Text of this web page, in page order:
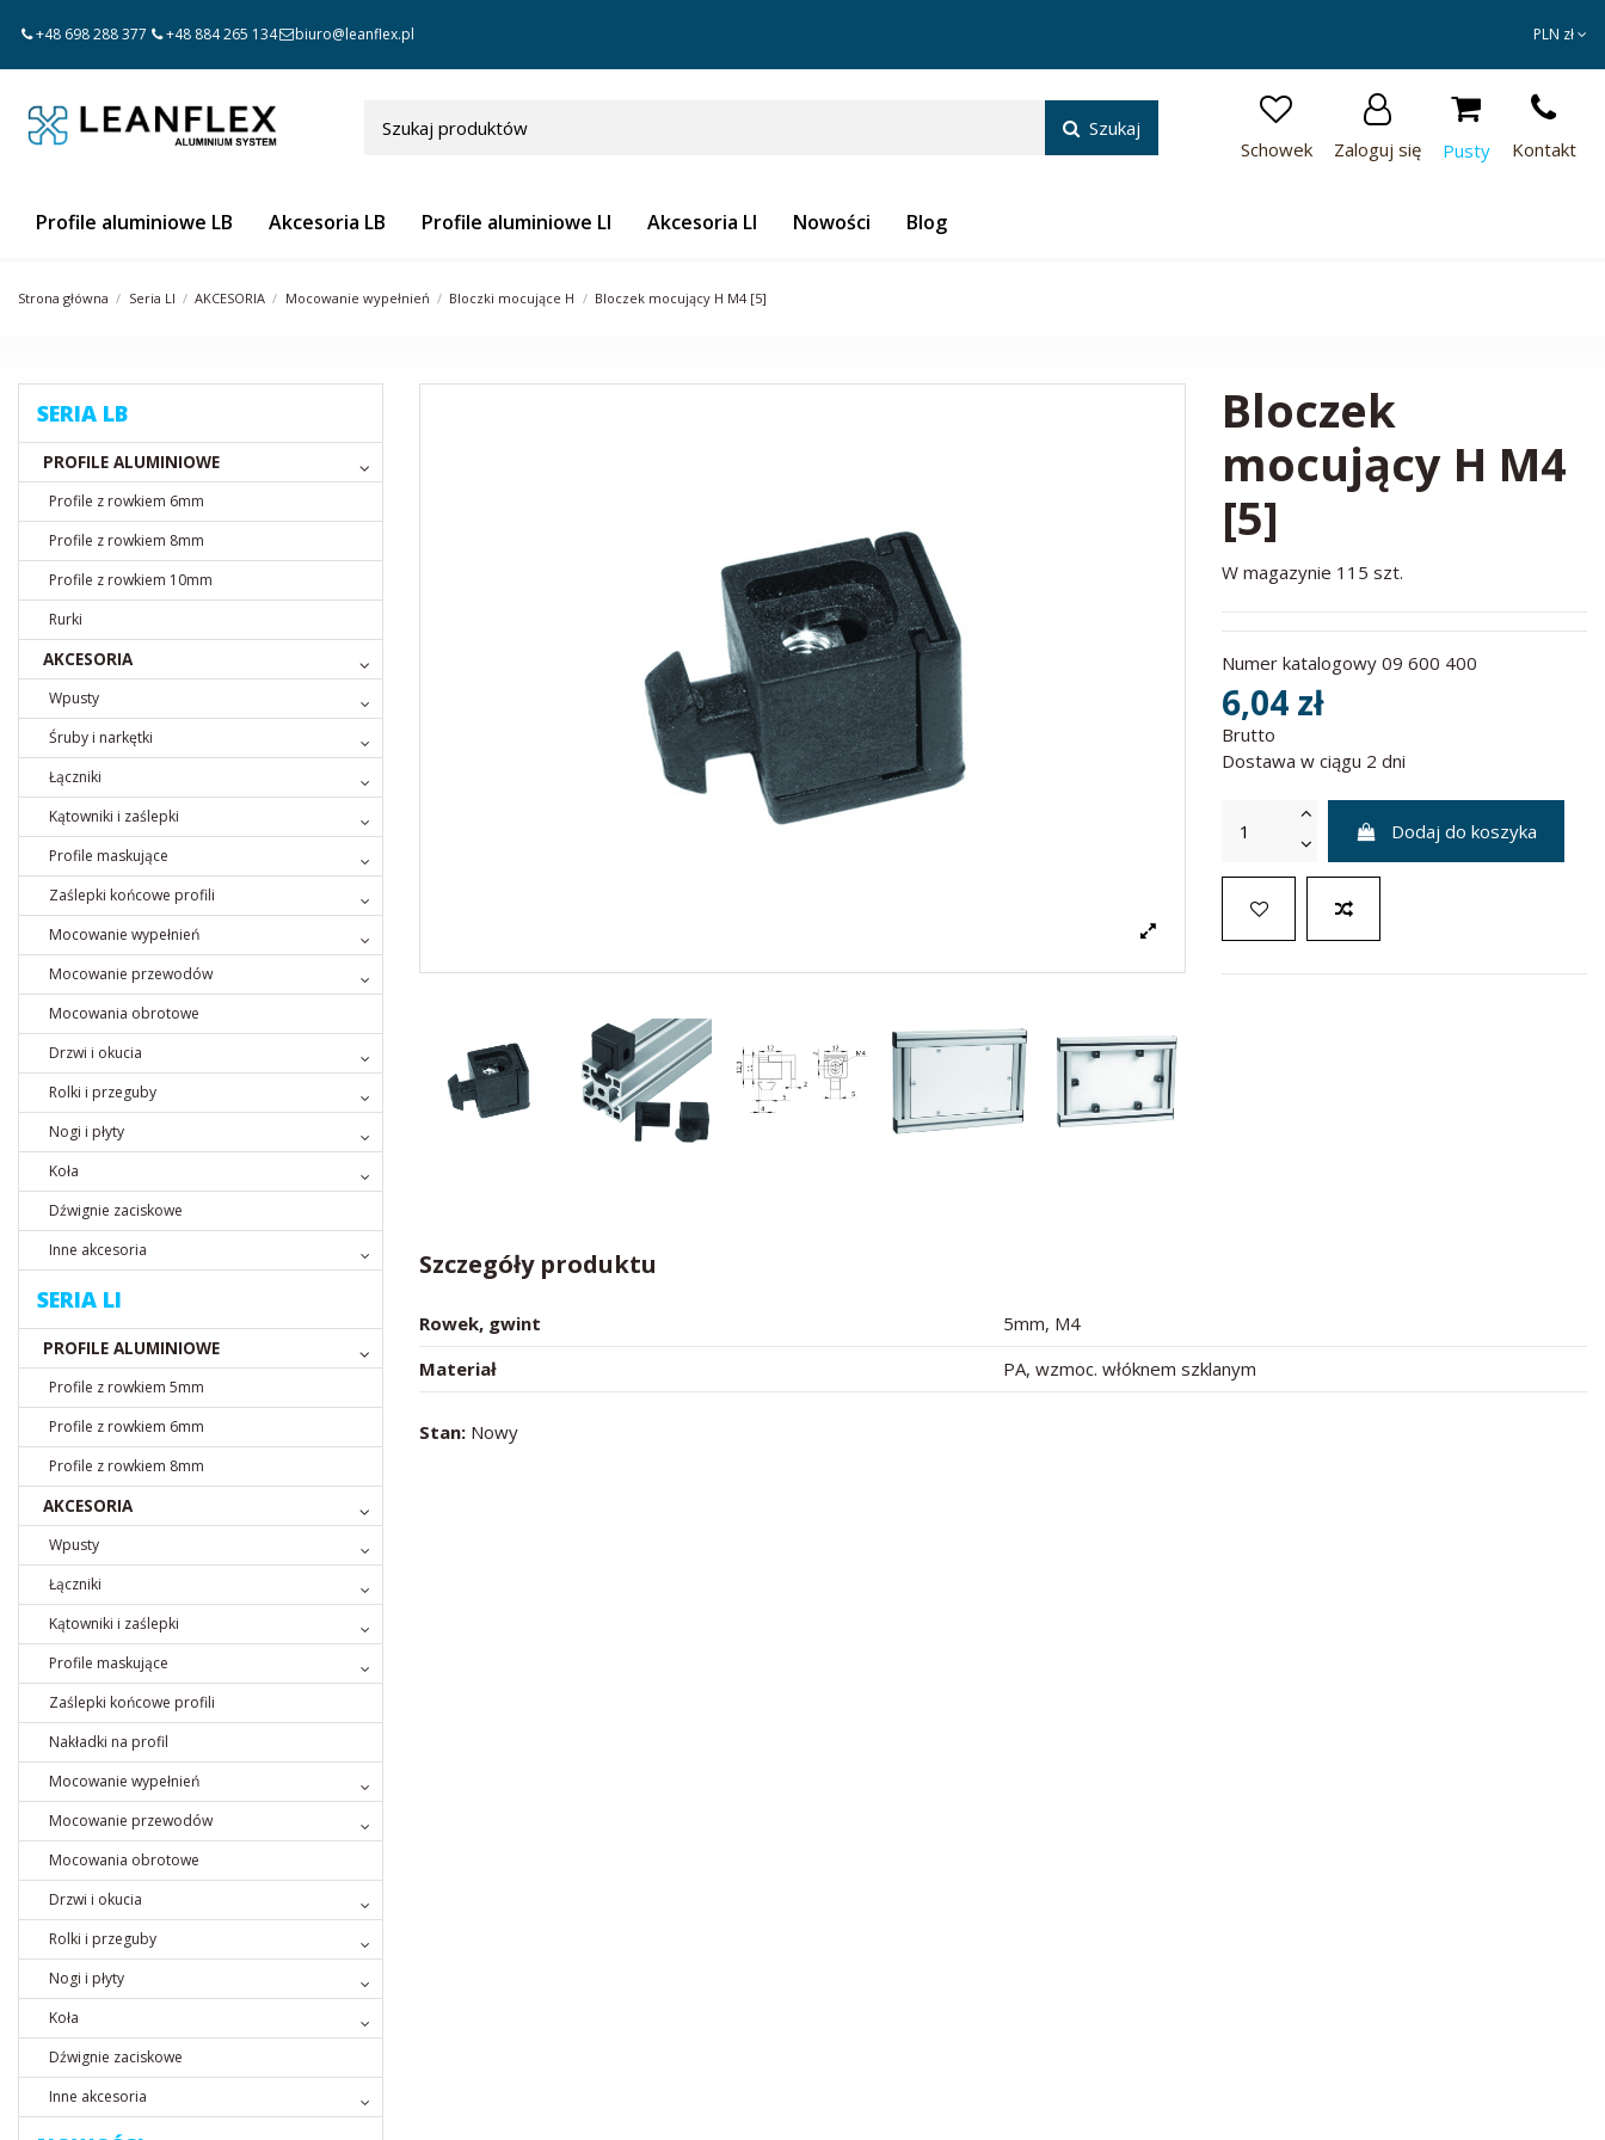
+48 698 288 377 +48 884 265 134 biuro@leanflex.pl PLN zł
Schowek Zaloguj się Pusty Kontakt
Profile aluminiowe LB Akcesoria LB Profile aluminiowe LI Akcesoria LI Nowości Blog
Strona główna Seria LI AKCESORIA Mocowanie wypełnień Bloczki mocujące H Bloczek mocujący H M4 [5]
Bloczek
mocujący H M4
[5]
W magazynie 115 szt.
Numer katalogowy 09 600 400
6,04 zł
Brutto
Dostawa w ciągu 2 dni
Dodaj do koszyka
Szczegóły produktu
Rowek, gwint
5mm, M4
Materiał
PA, wzmoc. włóknem szklanym
Stan: Nowy
SERIA LB
PROFILE ALUMINIOWE
Profile z rowkiem 6mm
Profile z rowkiem 8mm
Profile z rowkiem 10mm
Rurki
AKCESORIA
Wpusty
Śruby i narkętki
Łączniki
Kątowniki i zaślepki
Profile maskujące
Zaślepki końcowe profili
Mocowanie wypełnień
Mocowanie przewodów
Mocowania obrotowe
Drzwi i okucia
Rolki i przeguby
Nogi i płyty
Koła
Dźwignie zaciskowe
Inne akcesoria
SERIA LI
PROFILE ALUMINIOWE
Profile z rowkiem 5mm
Profile z rowkiem 6mm
Profile z rowkiem 8mm
AKCESORIA
Wpusty
Łączniki
Kątowniki i zaślepki
Profile maskujące
Zaślepki końcowe profili
Nakładki na profil
Mocowanie wypełnień
Mocowanie przewodów
Mocowania obrotowe
Drzwi i okucia
Rolki i przeguby
Nogi i płyty
Koła
Dźwignie zaciskowe
Inne akcesoria